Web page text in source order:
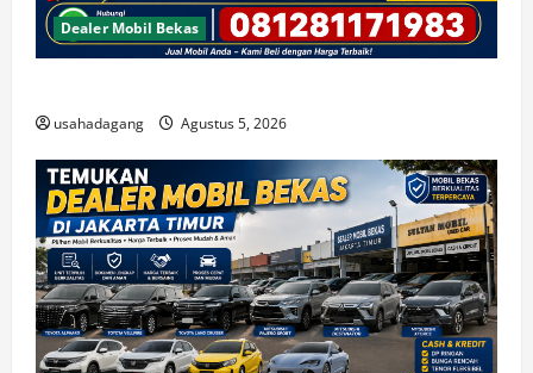
Dealer Mobil Bekas
usahadagang Agustus 5, 2026